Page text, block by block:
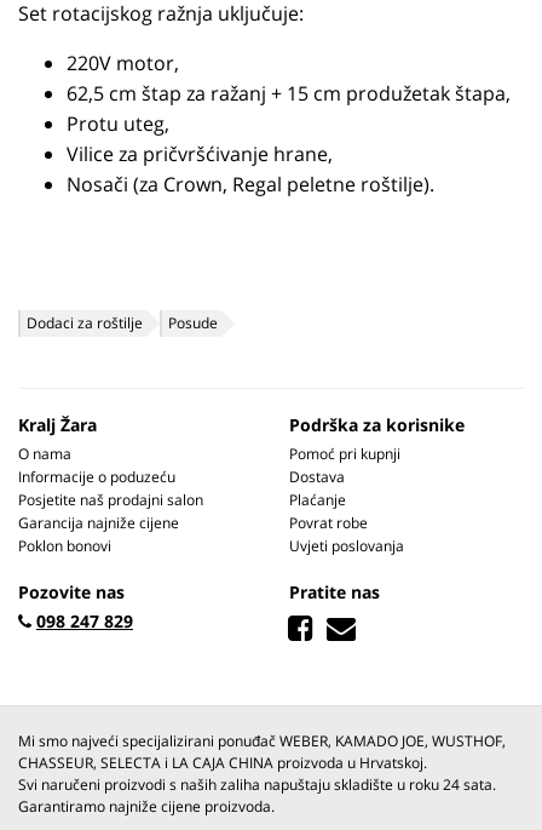
Set rotacijskog ražnja uključuje:
220V motor,
62,5 cm štap za ražanj + 15 cm produžetak štapa,
Protu uteg,
Vilice za pričvršćivanje hrane,
Nosači (za Crown, Regal peletne roštilje).
Dodaci za roštilje Posude
Kralj Žara
O nama
Informacije o poduzeću
Posjetite naš prodajni salon
Garancija najniže cijene
Poklon bonovi
Podrška za korisnike
Pomoć pri kupnji
Dostava
Plaćanje
Povrat robe
Uvjeti poslovanja
Pozovite nas
098 247 829
Pratite nas
Mi smo najveći specijalizirani ponuđač WEBER, KAMADO JOE, WUSTHOF,
CHASSEUR, SELECTA i LA CAJA CHINA proizvoda u Hrvatskoj.
Svi naručeni proizvodi s naših zaliha napuštaju skladište u roku 24 sata.
Garantiramo najniže cijene proizvoda.